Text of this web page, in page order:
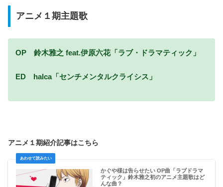
アニメ１期主題歌
OP 鈴木雅之 feat.伊原六花「ラブ・ドラマティック」
ED halca「センチメンタルクライシス」
アニメ１期紹介記事はこちら
かぐや様は告らせたい OP曲「ラブドラマ
ティック」鈴木雅之初のアニメ主題歌はど
んな曲？